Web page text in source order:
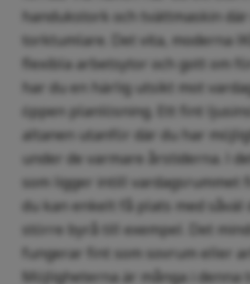
handukstork och tvättmaskin
torktumlare. Det vita, moderna
flexibla arbetsytor och gott om
har du en härlig utsikt mot
öppen planlösning. Ett fint
altanen utanför där du har
under de varmare årstiderna. I
som ligger intill vardagsrummet
du kan enkelt få plats med såväl
större byrå till exempel. Det
fungerar fint som sovrum eller
Möjligheterna är många i denna